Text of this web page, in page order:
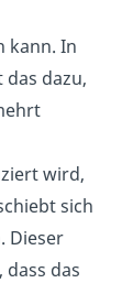
kann. In
dazu,
wird,
sich
Dieser
, dass das